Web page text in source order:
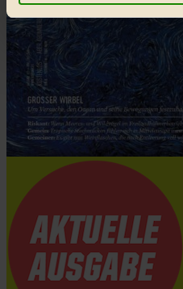
Bist du damit einverstanden?